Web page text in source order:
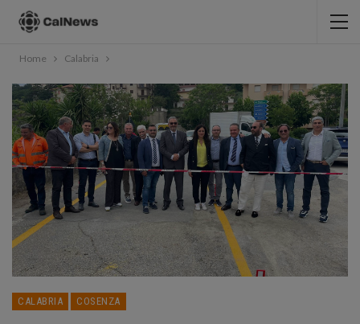
Home Calabria
CALABRIA COSENZA